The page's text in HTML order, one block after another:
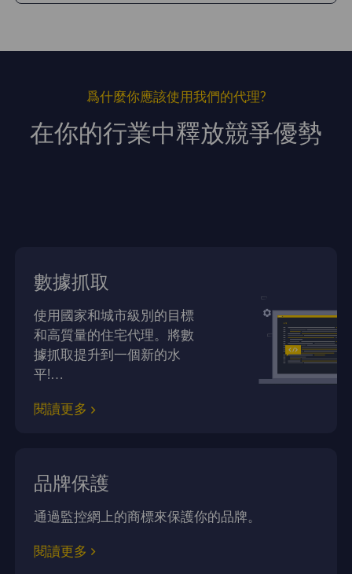
爲什麼你應該使用我們的代理?
在你的行業中釋放競爭優勢
數據抓取
使用國家和城市級別的目標
和高質量的住宅代理。將數
據抓取提升到一個新的水
平!…
閱讀更多
品牌保護
通過監控網上的商標來保護你的品牌。
閱讀更多